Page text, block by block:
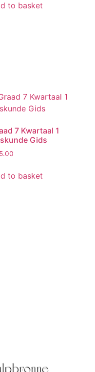
to basket
7 Kwartaal 1
Gids
to basket